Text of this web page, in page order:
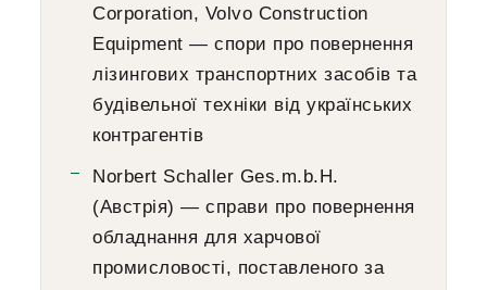
Corporation, Volvo Construction
Equipment — спори про повернення
лізингових транспортних засобів та
будівельної техніки від українських
контрагентів
Norbert Schaller Ges.m.b.H.
(Австрія) — справи про повернення
обладнання для харчової
промисловості, поставленого за